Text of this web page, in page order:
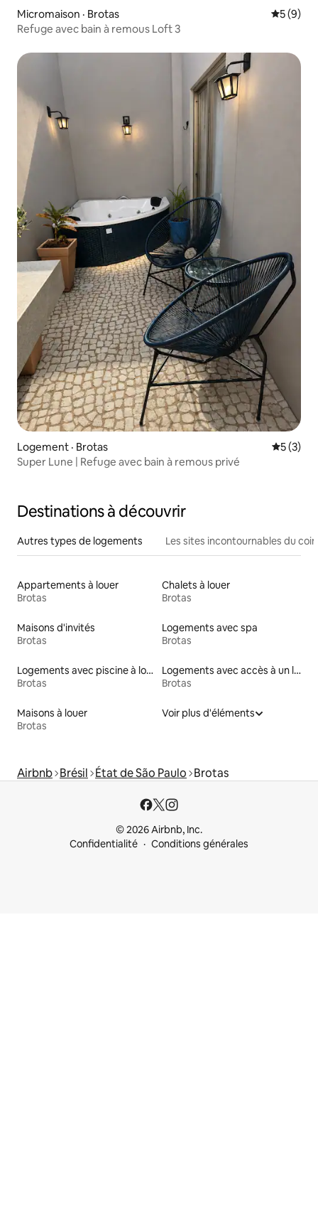
Micromaison · Brotas Note
5 (9)
Refuge avec bain à remous Loft 3
Logement · Brotas Note
5 (3)
Super Lune | Refuge avec bain à remous privé
Destinations à découvrir
Autres types de logements Les sites incontournables du coin
Appartements à louer
Brotas
Chalets à louer
Brotas
Maisons d'invités
Brotas
Logements avec spa
Brotas
Logements avec piscine à louer
Brotas
Logements avec accès à un lac
Brotas
Maisons à louer
Brotas
Voir plus d'éléments
Airbnb Brésil État de São Paulo Brotas
© 2026 Airbnb, Inc.
Confidentialité
Conditions générales